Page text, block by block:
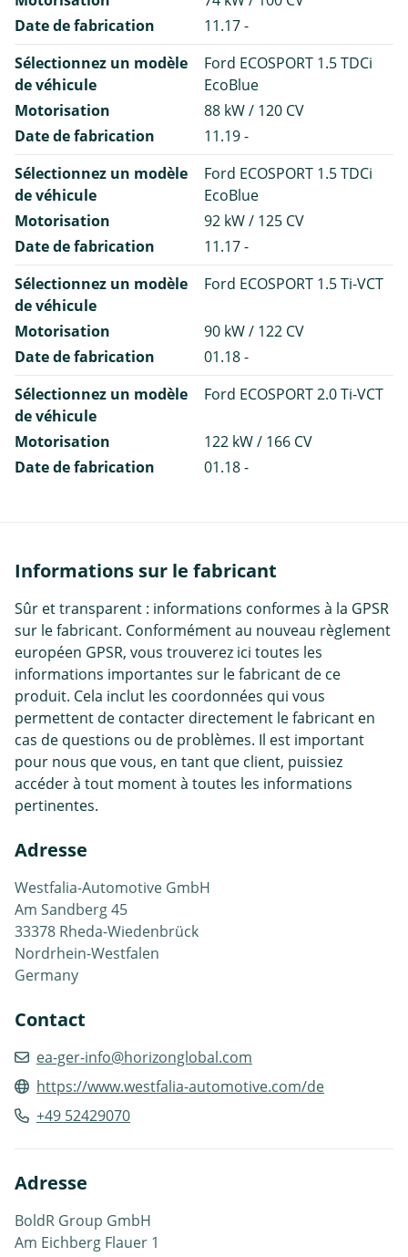
Date de fabrication
11.17 -
Sélectionnez un modèle
de véhicule
Ford ECOSPORT 1.5 TDCi
EcoBlue
Motorisation
88 kW / 120 CV
Date de fabrication
11.19 -
Sélectionnez un modèle
de véhicule
Ford ECOSPORT 1.5 TDCi
EcoBlue
Motorisation
92 kW / 125 CV
Date de fabrication
11.17 -
Sélectionnez un modèle
de véhicule
Ford ECOSPORT 1.5 Ti-VCT
Motorisation
90 kW / 122 CV
Date de fabrication
01.18 -
Sélectionnez un modèle
de véhicule
Ford ECOSPORT 2.0 Ti-VCT
Motorisation
122 kW / 166 CV
Date de fabrication
01.18 -
Informations sur le fabricant
Sûr et transparent : informations conformes à la GPSR
sur le fabricant. Conformément au nouveau règlement
européen GPSR, vous trouverez ici toutes les
informations importantes sur le fabricant de ce
produit. Cela inclut les coordonnées qui vous
permettent de contacter directement le fabricant en
cas de questions ou de problèmes. Il est important
pour nous que vous, en tant que client, puissiez
accéder à tout moment à toutes les informations
pertinentes.
Adresse
Westfalia-Automotive GmbH
Am Sandberg 45
33378 Rheda-Wiedenbrück
Nordrhein-Westfalen
Germany
Contact
ea-ger-info@horizonglobal.com
https://www.westfalia-automotive.com/de
+49 52429070
Adresse
BoldR Group GmbH
Am Eichberg Flauer 1